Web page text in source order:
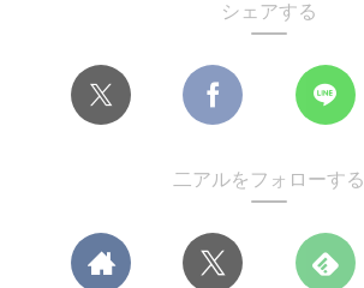
シェアする
二アルをフォローする